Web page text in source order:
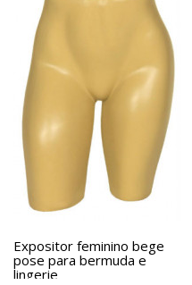
Expositor feminino bege
pose para bermuda e
lingerie